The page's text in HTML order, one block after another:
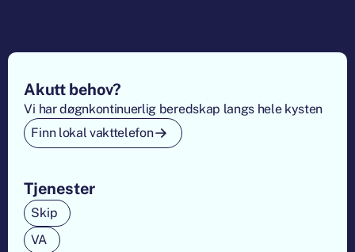
Footer
Tjenester
Skip
VA
Akutt behov?
Vi har døgnkontinuerlig beredskap langs hele kysten
Finn lokal vakttelefon